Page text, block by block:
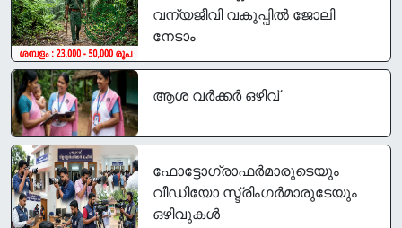
വന്യജീവി വകുപ്പിൽ ജോലി
നേടാം
ആശ വർക്കർ ഒഴിവ്
ഫോട്ടോഗ്രാഫര്‍മാരുടെയും
വീഡിയോ സ്ട്രിംഗര്‍മാരുടേയും
ഒഴിവുകൾ